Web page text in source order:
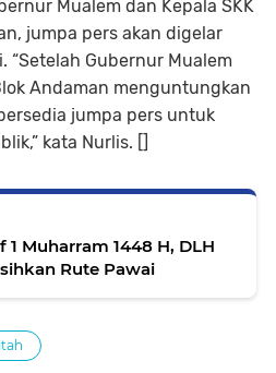
Mualem dan Kepala SKK
jumpa pers akan digelar
“Setelah Gubernur Mualem
Andaman menguntungkan
jumpa pers untuk
kata Nurlis. []
Muharram 1448 H, DLH
Rute Pawai